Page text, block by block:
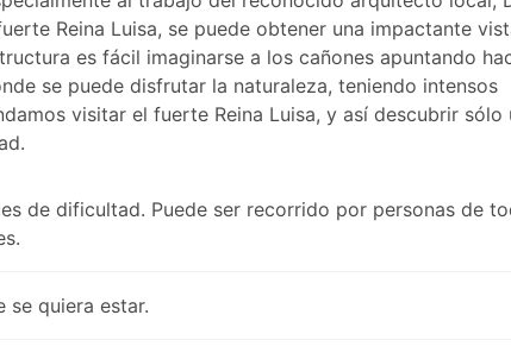
Reina Luisa, se puede obtener una impactante
es fácil imaginarse a los cañones apuntando
se puede disfrutar la naturaleza, teniendo intensos
visitar el fuerte Reina Luisa, y así descubrir sólo
de dificultad. Puede ser recorrido por personas de
se quiera estar.